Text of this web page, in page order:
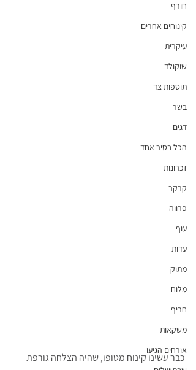
חורף
קינוחים אחרים
עיקרית
שוקולד
תוספות צד
בשר
דגים
הכל בסיר אחד
זכרונות
קרקר
פרווה
עוף
עדות
מתוק
מלוח
חריף
משקאות
אורחים הגיעו
כבר עשינו קינוח מטופו, שהיה הצלחה גורפת